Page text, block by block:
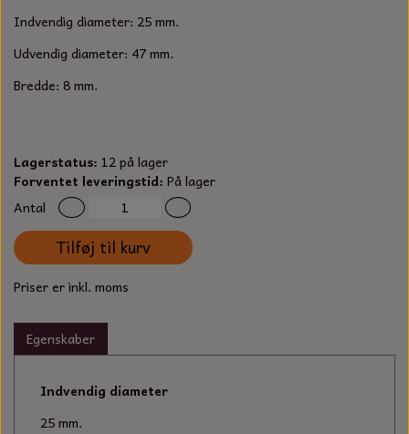
SORTIMENT
OLIE TIL SMÅMOTORER & HAVEMASKINER
SPÆNDEBÅND
BENSINSLANGE OG FILTRE
STARTSNOR OG TILBEHØR
UNIVERSAL REMSKIVER OG STYRERULLER
SMERGELLÆRRED
STIKSAV KLINGER
MEJSLER
VÆRKTØJSSÆT
FEDTPRESSER
Indvendig diameter: 25 mm.
Udvendig diameter: 47 mm.
Bredde: 8 mm.
Lagerstatus: 12 på lager
Forventet leveringstid: På lager
Antal
Tilføj til kurv
Priser er inkl. moms
Egenskaber
Indvendig diameter
25 mm.